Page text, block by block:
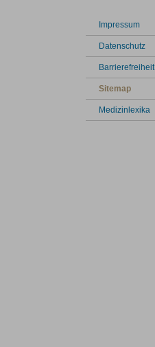
Impressum
Datenschutz
Barrierefreiheit
Sitemap
Medizinlexika